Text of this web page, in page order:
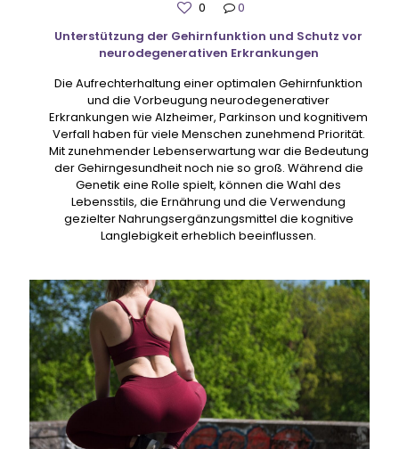
0
0
Unterstützung der Gehirnfunktion und Schutz vor
neurodegenerativen Erkrankungen
Die Aufrechterhaltung einer optimalen Gehirnfunktion
und die Vorbeugung neurodegenerativer
Erkrankungen wie Alzheimer, Parkinson und kognitivem
Verfall haben für viele Menschen zunehmend Priorität.
Mit zunehmender Lebenserwartung war die Bedeutung
der Gehirngesundheit noch nie so groß. Während die
Genetik eine Rolle spielt, können die Wahl des
Lebensstils, die Ernährung und die Verwendung
gezielter Nahrungsergänzungsmittel die kognitive
Langlebigkeit erheblich beeinflussen.